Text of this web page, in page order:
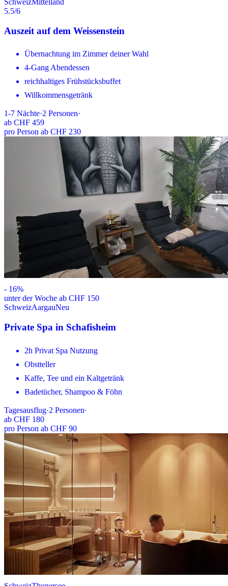
SchweizMittelland
5.5/6
Auszeit auf dem Weissenstein
Übernachtung im Zimmer deiner Wahl
4-Gang Abendessen
reichhaltiges Frühstücksbuffet
Willkommensgetränk
1-7 Nächte·2 Personen·
ab CHF 459
pro Person ab CHF 230
- 16%
unter der Woche ab CHF 150
SchweizAargauNeu
Private Spa in Schafisheim
2h Privat Spa Nutzung
Obstteller
Kaffe, Tee und ein Kaltgetränk
Badetücher, Shampoo & Föhn
Tagesausflug·2 Personen·
ab CHF 180
pro Person ab CHF 90